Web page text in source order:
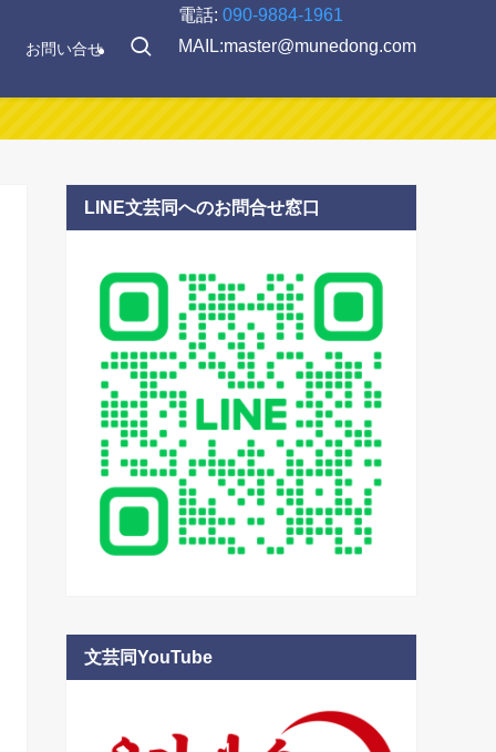
お問い合せ
電話: 090-9884-1961
MAIL:master@munedong.com
LINE文芸同へのお問合せ窓口
文芸同YouTube